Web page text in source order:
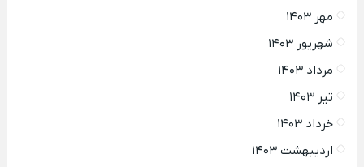
مهر ۱۴۰۳
شهریور ۱۴۰۳
مرداد ۱۴۰۳
تیر ۱۴۰۳
خرداد ۱۴۰۳
اردیبهشت ۱۴۰۳